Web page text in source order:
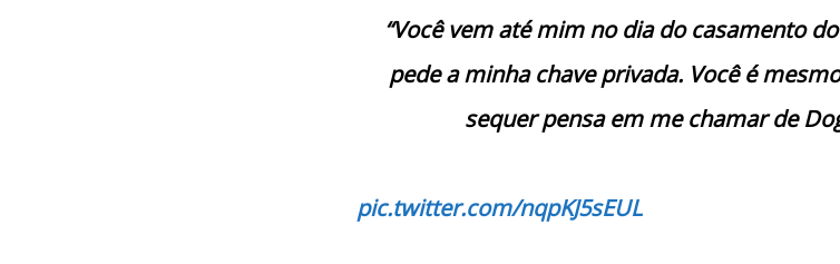
“Você vem até mim no dia do casamento
pede a minha chave privada. Você é
sequer pensa em me chamar de
pic.twitter.com/nqpKJ5sEUL